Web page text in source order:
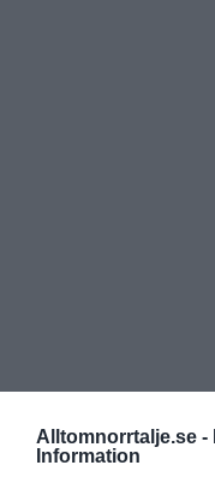
Alltomnorrtalje.se -
Information